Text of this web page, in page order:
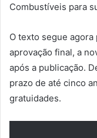
Combustíveis para
O texto segue
aprovação final, a
após a publicação.
prazo de até cinco
gratuidades.